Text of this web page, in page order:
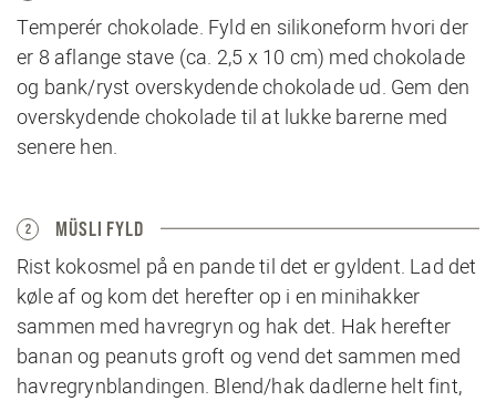
Temperér chokolade. Fyld en silikoneform hvori der
er 8 aflange stave (ca. 2,5 x 10 cm) med chokolade
og bank/ryst overskydende chokolade ud. Gem den
overskydende chokolade til at lukke barerne med
senere hen.
2 MÜSLI FYLD
Rist kokosmel på en pande til det er gyldent. Lad det
køle af og kom det herefter op i en minihakker
sammen med havregryn og hak det. Hak herefter
banan og peanuts groft og vend det sammen med
havregrynblandingen. Blend/hak dadlerne helt fint,